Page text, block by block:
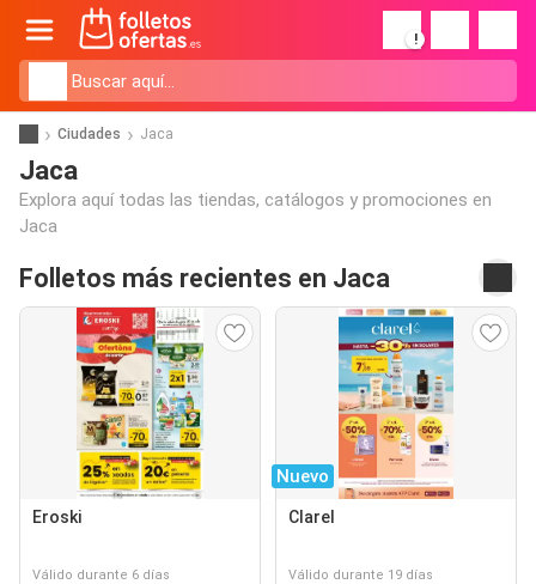
!
Ciudades Jaca
Jaca
Explora aquí todas las tiendas, catálogos y promociones en
Jaca
Folletos más recientes en Jaca
Eroski
Válido durante 6 días
Nuevo
Clarel
Válido durante 19 días